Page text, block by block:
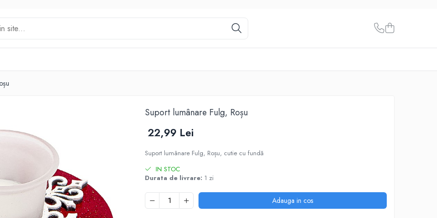
Suport lumânare Fulg, Roșu
22,99 Lei
Suport lumânare Fulg, Roșu, cutie cu fundă
IN STOC
Durata de livrare: 1 zi
Adauga in cos